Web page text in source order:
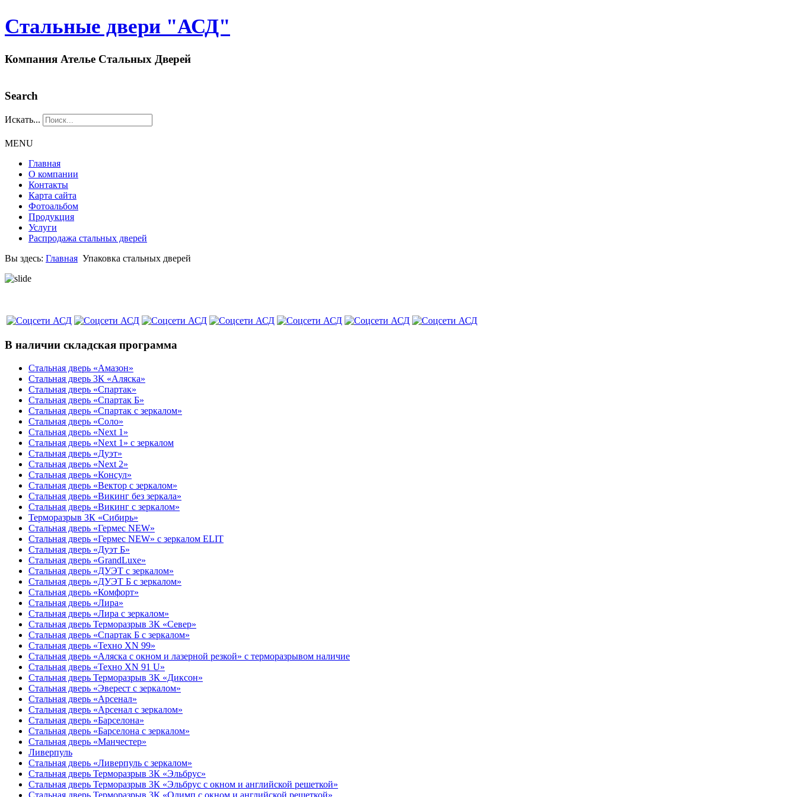
Стальные двери "АСД"
Компания Ателье Стальных Дверей
Search
Искать...
MENU
Главная
О компании
Контакты
Карта сайта
Фотоальбом
Продукция
Услуги
Распродажа стальных дверей
Вы здесь: Главная Упаковка стальных дверей
В наличии складская программа
Стальная дверь «Амазон»
Стальная дверь 3К «Аляска»
Стальная дверь «Спартак»
Стальная дверь «Спартак Б»
Стальная дверь «Спартак с зеркалом»
Стальная дверь «Соло»
Стальная дверь «Next 1»
Стальная дверь «Next 1» с зеркалом
Стальная дверь «Дуэт»
Стальная дверь «Next 2»
Стальная дверь «Консул»
Стальная дверь «Вектор с зеркалом»
Стальная дверь «Викинг без зеркала»
Стальная дверь «Викинг c зеркалом»
Терморазрыв 3К «Сибирь»
Стальная дверь «Гермес NEW»
Стальная дверь «Гермес NEW» с зеркалом ELIT
Стальная дверь «Дуэт Б»
Стальная дверь «GrandLuxe»
Стальная дверь «ДУЭТ с зеркалом»
Стальная дверь «ДУЭТ Б с зеркалом»
Стальная дверь «Комфорт»
Стальная дверь «Лира»
Стальная дверь «Лира с зеркалом»
Стальная дверь Терморазрыв 3К «Север»
Стальная дверь «Спартак Б с зеркалом»
Стальная дверь «Техно XN 99»
Стальная дверь «Аляска с окном и лазерной резкой» с терморазрывом наличие
Стальная дверь «Техно XN 91 U»
Стальная дверь Терморазрыв 3К «Диксон»
Стальная дверь «Эверест с зеркалом»
Стальная дверь «Арсенал»
Стальная дверь «Арсенал с зеркалом»
Стальная дверь «Барселона»
Стальная дверь «Барселона с зеркалом»
Стальная дверь «Манчестер»
Ливерпуль
Стальная дверь «Ливерпуль с зеркалом»
Стальная дверь Терморазрыв 3К «Эльбрус»
Стальная дверь Терморазрыв 3К «Эльбрус с окном и английской решеткой»